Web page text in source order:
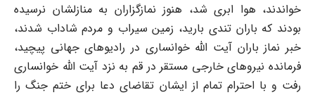
خواندند، هوا ابری شد، هنوز نمازگزاران به منازلشان نرسیده
بودند که باران تندی بارید، زمین سیراب و مردم شاداب شدند،
خبر نماز باران آیت الله خوانساری در رادیوهای جهانی پیچید،
فرمانده نیروهای خارجی مستقر در قم به نزد آیت الله خوانساری
رفت و با احترام تمام از ایشان تقاضای دعا برای ختم جنگ را